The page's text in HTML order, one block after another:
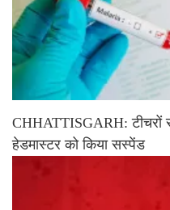
CHHATTISGARH: टीचरों
हेडमास्टर को किया सस्पेंड